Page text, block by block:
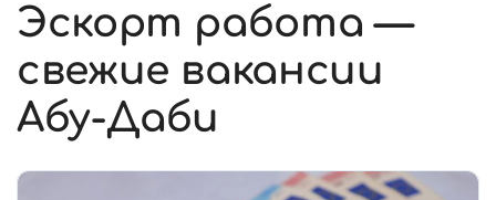
Эскорт работа —
свежие вакансии
Абу-Даби